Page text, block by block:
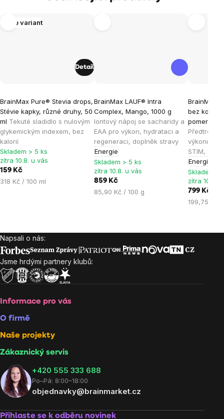
Více variant
BrainMax Pure® Stevia drops,
Stévie kapky, různé druhy, 50
ml Tekuté sladidlo s nulovým
glykemickým indexem, bez
kalorií
hodnocení
produktu
je
5,0
z
5
hvězdiček.
Skladem > 5 ks
zítra 10.8. u vás
159 Kč
Měrná
318 Kč / 100 ml
Detail
BrainMax LAUF® Intra
Complex, Mango, 1000 g
Iontový nápoj se sacharidy a
EAA pro výkon, hydrataci a
regeneraci, doplněk stravy
Energie
hodnocení
produktu
je
4,9
z
5
hvězdiček.
Skladem > 5 ks
zítra 10.8. u vás
859 Kč
Měrná
85,90 Kč / 100 g
BrainMax
bez
pomeranč,
výkonu
STIM,
Energie
produktu
je
4,6
z
5
Skladem >
zítra 10.8.
799 Kč
Měrná
199,75 Kč /
Zápatí
Napsali o nás:
Jsme hrdými partnery klubů:
Informace pro vás
O firmě
Naše projekty
Zákaznický servis
‭+420 555 333 688
Po–Pá: 8:00–18:00
objednavky@brainmarket.cz
Přihlaste se k odběru novinek